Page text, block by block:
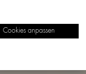
Cookies anpassen